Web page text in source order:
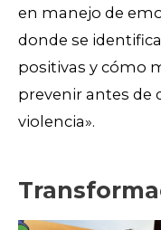
en manejo de
donde se
positivas y cómo
prevenir antes de
violencia».